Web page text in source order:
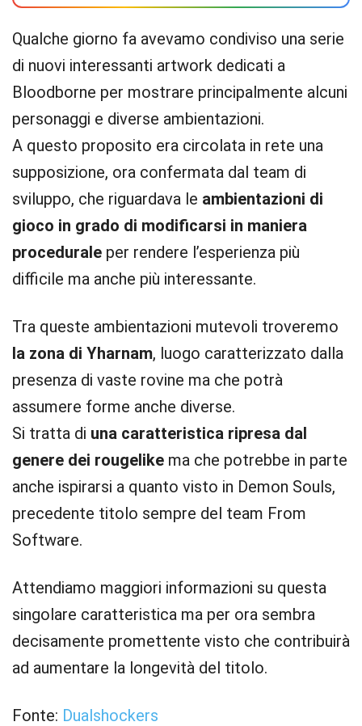
Qualche giorno fa avevamo condiviso una serie
di nuovi interessanti artwork dedicati a
Bloodborne per mostrare principalmente alcuni
personaggi e diverse ambientazioni.
A questo proposito era circolata in rete una
supposizione, ora confermata dal team di
sviluppo, che riguardava le ambientazioni di
gioco in grado di modificarsi in maniera
procedurale per rendere l’esperienza più
difficile ma anche più interessante.
Tra queste ambientazioni mutevoli troveremo
la zona di Yharnam, luogo caratterizzato dalla
presenza di vaste rovine ma che potrà
assumere forme anche diverse.
Si tratta di una caratteristica ripresa dal
genere dei rougelike ma che potrebbe in parte
anche ispirarsi a quanto visto in Demon Souls,
precedente titolo sempre del team From
Software.
Attendiamo maggiori informazioni su questa
singolare caratteristica ma per ora sembra
decisamente promettente visto che contribuirà
ad aumentare la longevità del titolo.
Fonte: Dualshockers